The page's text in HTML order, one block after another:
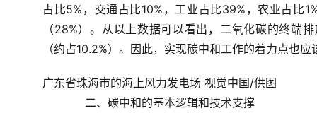
占比5%，交通占比10%，工业占比39%，农业占比
（28%）。从以上数据可以看出，二氧化碳的终端
（约占10.2%）。因此，实现碳中和工作的着力点也
广东省珠海市的海上风力发电场 视觉中国/供图
二、碳中和的基本逻辑和技术支撑